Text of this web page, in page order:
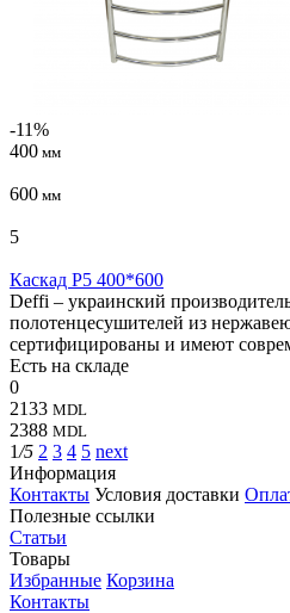
-11%
400 мм
600 мм
5
Каскад P5 400*600
Deffi – украинский
полотенцесушителей из
сертифицированы и имеют
Есть на складе
0
2133 MDL
2388 MDL
1/5 2 3 4 5 next
Информация
Контакты Условия доставки
Полезные ссылки
Статьи
Товары
Избранные Корзина
Контакты